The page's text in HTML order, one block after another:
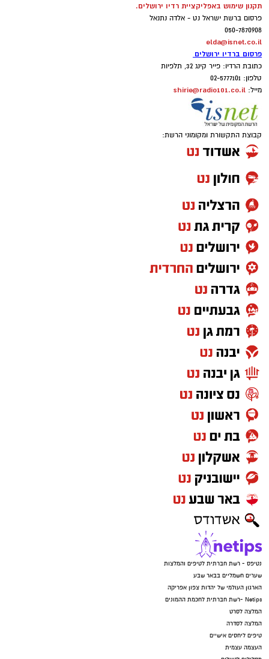
תקנון שימוש באפליקציית רדיו ירושלים.
פרסום ברשת ישראל נט - אלדה נתנאל
050-7870908
elda@isnet.co.il
פרסום ברדיו ירושלים
כתובת הרדיו: פייר קינג 32, תלפיות
טלפון: 02-5777101
מייל: shirie@radio101.co.il
קבוצת התקשורת ומקומוני הרשת:
נטיפס - רשת חברתית לטיפים והמלצות
שערים חשמליים בבאר שבע
הארגון העולמי של יהדות צפון אפריקה
Netips -רשת חברתית לחכמת ההמונים
המלצה לסרט
המלצה לסדרה
טיפים ליחסים אישיים
העצמה עצמית